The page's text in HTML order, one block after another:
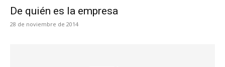
De quién es la empresa
28 de noviembre de 2014